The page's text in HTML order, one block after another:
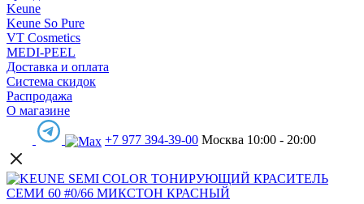
Keune
Keune So Pure
VT Cosmetics
MEDI-PEEL
Доставка и оплата
Система скидок
Распродажа
О магазине
+7 977 394-39-00 Москва 10:00 - 20:00